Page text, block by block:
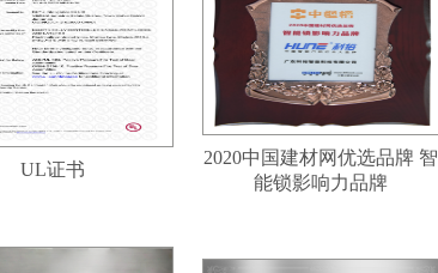
UL证书
2020中国建材网优选品牌 智
能锁影响力品牌